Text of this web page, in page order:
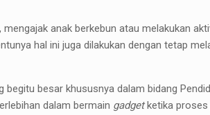
anak berkebun atau melakukan
hal ini juga dilakukan dengan tetap
besar khususnya dalam bidang
dalam bermain gadgetketika proses